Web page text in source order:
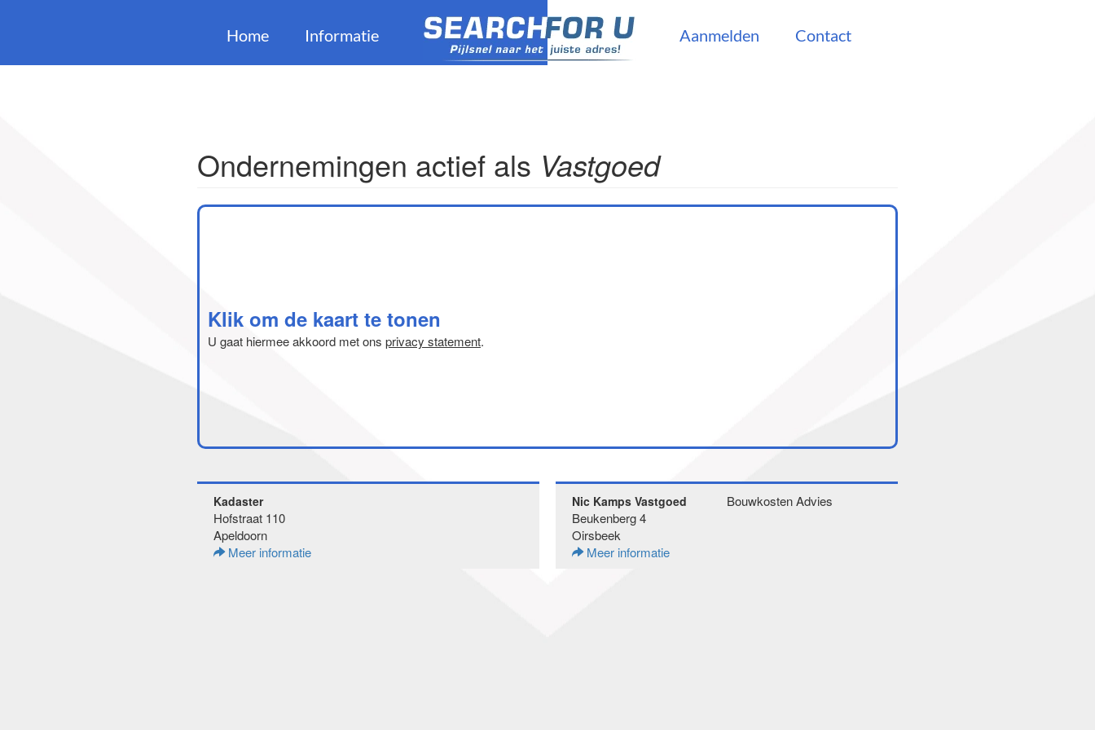
Home Informatie Aanmelden Contact
Ondernemingen actief als Vastgoed
Klik om de kaart te tonen
U gaat hiermee akkoord met ons privacy statement.
Kadaster
Hofstraat 110
Apeldoorn
Meer informatie
Bouwkosten Advies
Nic Kamps Vastgoed
Beukenberg 4
Oirsbeek
Meer informatie